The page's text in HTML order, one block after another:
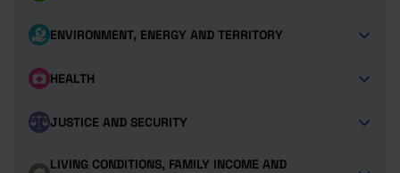
ENVIRONMENT, ENERGY AND TERRITORY
HEALTH
JUSTICE AND SECURITY
LIVING CONDITIONS, FAMILY INCOME AND